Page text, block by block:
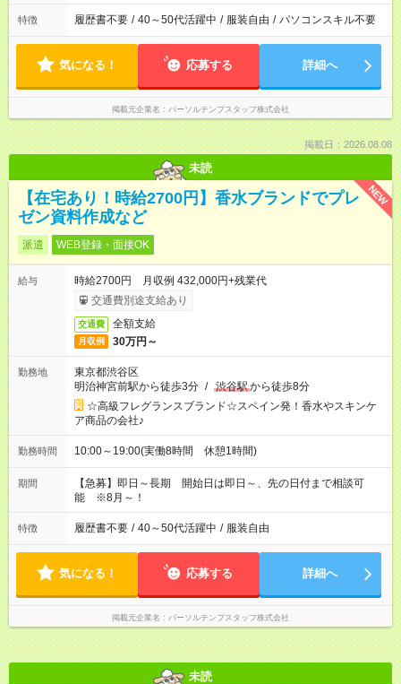
特徴 履歴書不要 / 40～50代活躍中 / 服装自由 / パソコンスキル不要
気になる！ 応募する 詳細へ
掲載元企業名 パーソルテンプスタッフ株式会社
掲載日：2026.08.08
未読
NEW
【在宅あり！時給2700円】香水ブランドでプレ
ゼン資料作成など
派遣 WEB登録・面接OK
給与
時給2700円 月収例 432,000円+残業代
交通費別途支給あり
交通費 全額支給
月収例 30万円～
勤務地
東京都渋谷区
明治神宮前駅から徒歩3分 / 渋谷駅から徒歩8分
☆高級フレグランスブランド☆スペイン発！香水やスキンケ
ア商品の会社♪
勤務時間 10:00～19:00(実働8時間 休憩1時間)
期間
【急募】即日～長期 開始日は即日～、先の日付まで相談可
能 ※8月～！
特徴 履歴書不要 / 40～50代活躍中 / 服装自由
気になる！ 応募する 詳細へ
掲載元企業名 パーソルテンプスタッフ株式会社
未読